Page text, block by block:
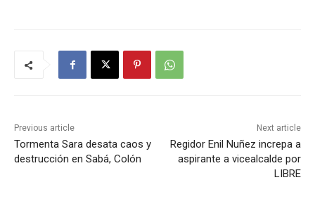
Previous article
Tormenta Sara desata caos y
destrucción en Sabá, Colón
Next article
Regidor Enil Nuñez increpa a
aspirante a vicealcalde por
LIBRE